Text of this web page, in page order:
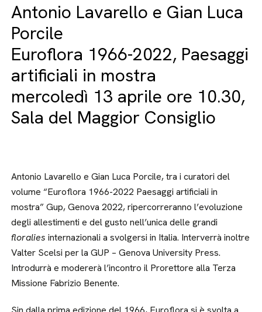
Antonio Lavarello e Gian Luca
Porcile
Euroflora 1966-2022, Paesaggi
artificiali in mostra
mercoledì 13 aprile ore 10.30,
Sala del Maggior Consiglio
Antonio Lavarello e Gian Luca Porcile, tra i curatori del
volume “Euroflora 1966-2022 Paesaggi artificiali in
mostra” Gup, Genova 2022, ripercorreranno l’evoluzione
degli allestimenti e del gusto nell’unica delle grandi
floraliesinternazionali a svolgersi in Italia. Interverrà inoltre
Valter Scelsi per la GUP – Genova University Press.
Introdurrà e modererà l’incontro il Prorettore alla Terza
Missione Fabrizio Benente.